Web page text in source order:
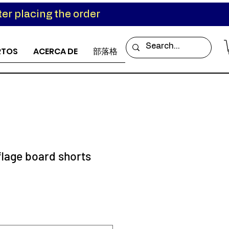
placing the order
ACERCA DE 部落格
board shorts